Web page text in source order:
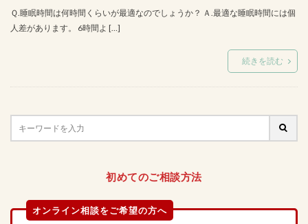
Ｑ.睡眠時間は何時間くらいが最適なのでしょうか？ Ａ.最適な睡眠時間には個
人差があります。 6時間よ […]
続きを読む
初めてのご相談方法